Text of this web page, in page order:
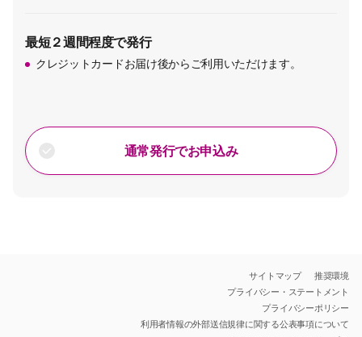
最短２週間程度で発行
クレジットカードお届け後からご利用いただけます。
通常発行でお申込み
サイトマップ
推奨環境
プライバシー・ステートメント
プライバシーポリシー
利用者情報の外部送信規律に関する公表事項について